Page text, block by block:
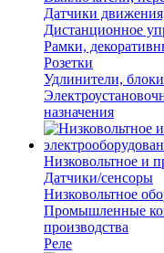
Датчики
Дистанционное
Рамки,
Розетки
Удлинители, блоки
назначения
Низковольтное и
Датчики/сенсоры
Низковольтное
Промышленные
производства
Реле